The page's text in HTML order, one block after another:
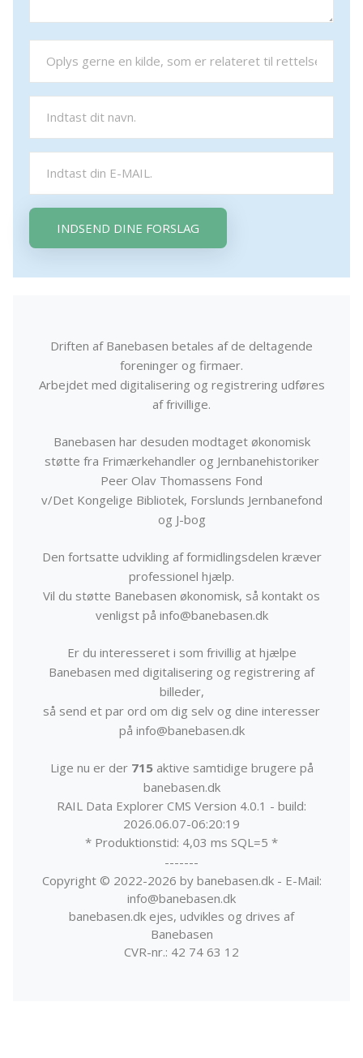
INDSEND DINE FORSLAG
Driften af Banebasen betales af de deltagende
foreninger og firmaer.
Arbejdet med digitalisering og registrering udføres
af frivillige.
Banebasen har desuden modtaget økonomisk
støtte fra Frimærkehandler og Jernbanehistoriker
Peer Olav Thomassens Fond
v/Det Kongelige Bibliotek, Forslunds Jernbanefond
og J-bog
Den fortsatte udvikling af formidlingsdelen kræver
professionel hjælp.
Vil du støtte Banebasen økonomisk, så kontakt os
venligst på info@banebasen.dk
Er du interesseret i som frivillig at hjælpe
Banebasen med digitalisering og registrering af
billeder,
så send et par ord om dig selv og dine interesser
på info@banebasen.dk
Lige nu er der 715aktive samtidige brugere på
banebasen.dk
RAIL Data Explorer CMS Version 4.0.1 - build:
2026.06.07-06:20:19
* Produktionstid: 4,03 ms SQL=5 *
-------
Copyright © 2022-2026 by banebasen.dk - E-Mail:
info@banebasen.dk
banebasen.dk ejes, udvikles og drives af
Banebasen
CVR-nr.: 42 74 63 12